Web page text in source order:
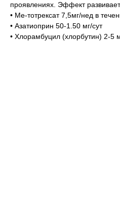
проявлениях. Эффект
• Ме-тотрексат 7,5мг/нед в
• Азатиоприн 50-1.50 мг/сут
• Хлорамбуцил (хлорбутин) 2-5